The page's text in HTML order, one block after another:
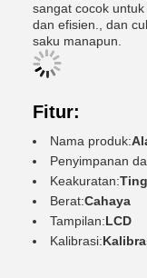
sangat cocok
dan efisien., dan
saku manapun.
Fitur:
Nama produk:
Penyimpanan
Keakuratan:
Berat:Cahaya
Tampilan:LCD
Kalibrasi: